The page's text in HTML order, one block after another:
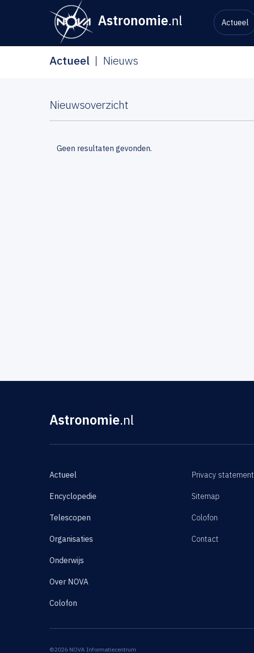
Astronomie.nl Actueel
Actueel Nieuws
Nieuwsoverzicht
Geen resultaten gevonden.
Astronomie.nl
Actueel
Encyclopedie
Telescopen
Organisaties
Onderwijs
Over NOVA
Colofon
Privacy statement
Sitemap
Colofon
Contact
©2026 NOVA Informatiecentrum